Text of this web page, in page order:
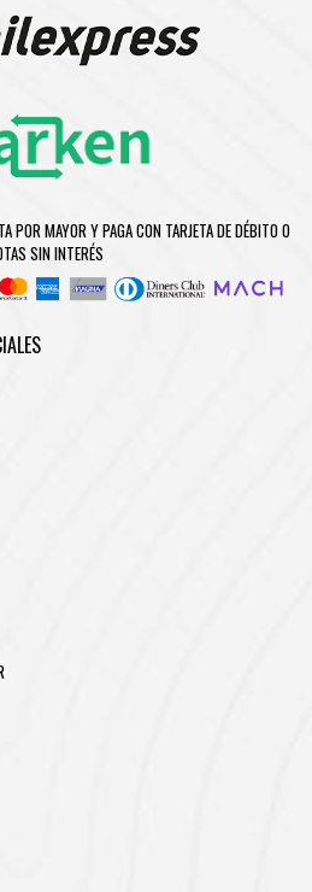
POR MAYOR Y PAGA CON TARJETA DE DÉBITO O
SIN INTERÉS